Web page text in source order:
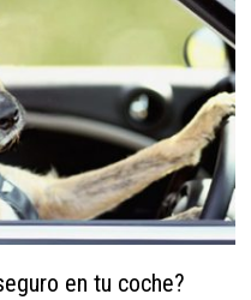
en tu coche?